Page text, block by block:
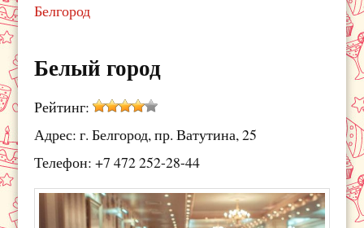
Белгород
Белый город
Рейтинг:
Адрес: г. Белгород, пр. Ватутина, 25
Телефон: +7 472 252-28-44